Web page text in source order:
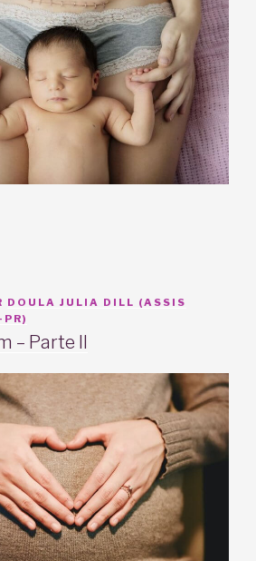
DOULA JULIA DILL (ASSIS
– Parte II